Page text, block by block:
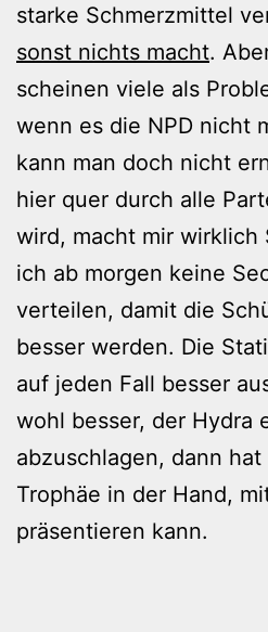
starke Schmerzmittel
sonst nichts macht.
scheinen viele als
wenn es die NPD nicht
kann man doch nicht
hier quer durch alle
wird, macht mir wirklich
ich ab morgen keine
verteilen, damit die
besser werden. Die
auf jeden Fall besser
wohl besser, der Hydra
abzuschlagen, dann
Trophäe in der Hand,
präsentieren kann.